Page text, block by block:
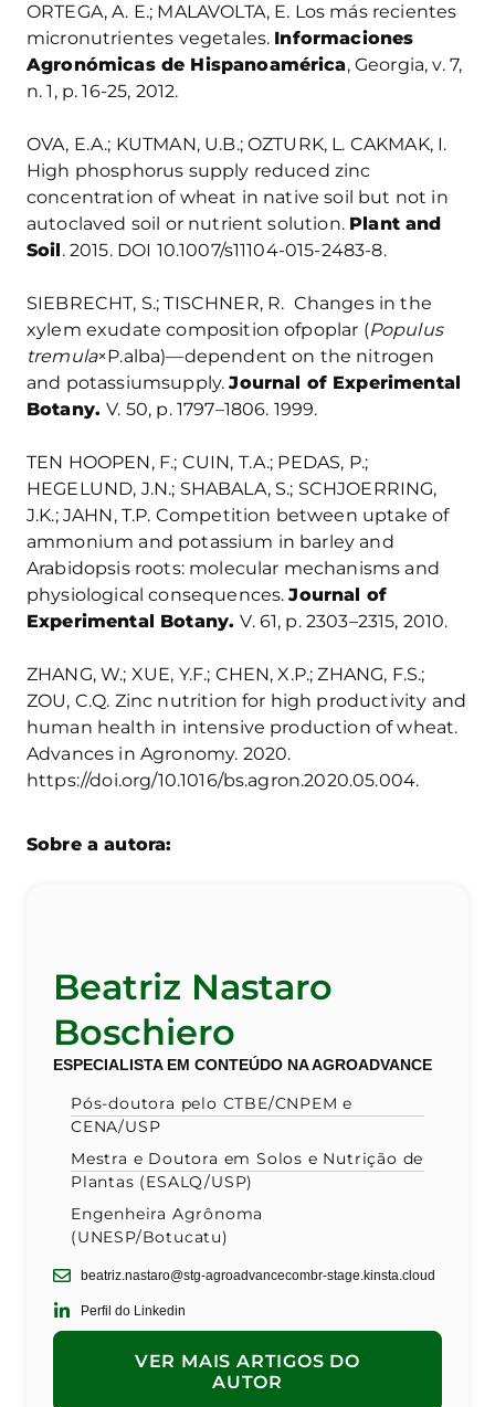
ORTEGA, A. E.; MALAVOLTA, E. Los más recientes
micronutrientes vegetales. Informaciones
Agronómicas de Hispanoamérica, Georgia, v. 7,
n. 1, p. 16-25, 2012.
OVA, E.A.; KUTMAN, U.B.; OZTURK, L. CAKMAK, I.
High phosphorus supply reduced zinc
concentration of wheat in native soil but not in
autoclaved soil or nutrient solution. Plant and
Soil. 2015. DOI 10.1007/s11104-015-2483-8.
SIEBRECHT, S.; TISCHNER, R. Changes in the
xylem exudate composition ofpoplar (Populus
tremula×P.alba)—dependent on the nitrogen
and potassiumsupply.Journal of Experimental
Botany.V. 50, p. 1797–1806. 1999.
TEN HOOPEN, F.; CUIN, T.A.; PEDAS, P.;
HEGELUND, J.N.; SHABALA, S.; SCHJOERRING,
J.K.; JAHN, T.P. Competition between uptake of
ammonium and potassium in barley and
Arabidopsis roots: molecular mechanisms and
physiological consequences.Journal of
Experimental Botany.V. 61, p. 2303–2315, 2010.
ZHANG, W.; XUE, Y.F.; CHEN, X.P.; ZHANG, F.S.;
ZOU, C.Q. Zinc nutrition for high productivity and
human health in intensive production of wheat.
Advances in Agronomy. 2020.
https://doi.org/10.1016/bs.agron.2020.05.004.
Sobre a autora:
Beatriz Nastaro
Boschiero
ESPECIALISTA EM CONTEÚDO NA AGROADVANCE
Pós-doutora pelo CTBE/CNPEM e
CENA/USP
Mestra e Doutora em Solos e Nutrição de
Plantas (ESALQ/USP)
Engenheira Agrônoma
(UNESP/Botucatu)
beatriz.nastaro@stg-agroadvancecombr-stage.kinsta.cloud
Perfil do Linkedin
VER MAIS ARTIGOS DO
AUTOR